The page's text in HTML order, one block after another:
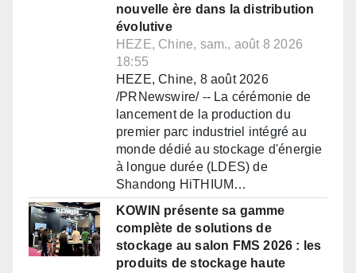
nouvelle ère dans la distribution
évolutive
HEZE, Chine, sam., août 8 2026
18:55
HEZE, Chine, 8 août 2026
/PRNewswire/ -- La cérémonie de
lancement de la production du
premier parc industriel intégré au
monde dédié au stockage d'énergie
à longue durée (LDES) de
Shandong HiTHIUM…
KOWIN présente sa gamme
complète de solutions de
stockage au salon FMS 2026 : les
produits de stockage haute